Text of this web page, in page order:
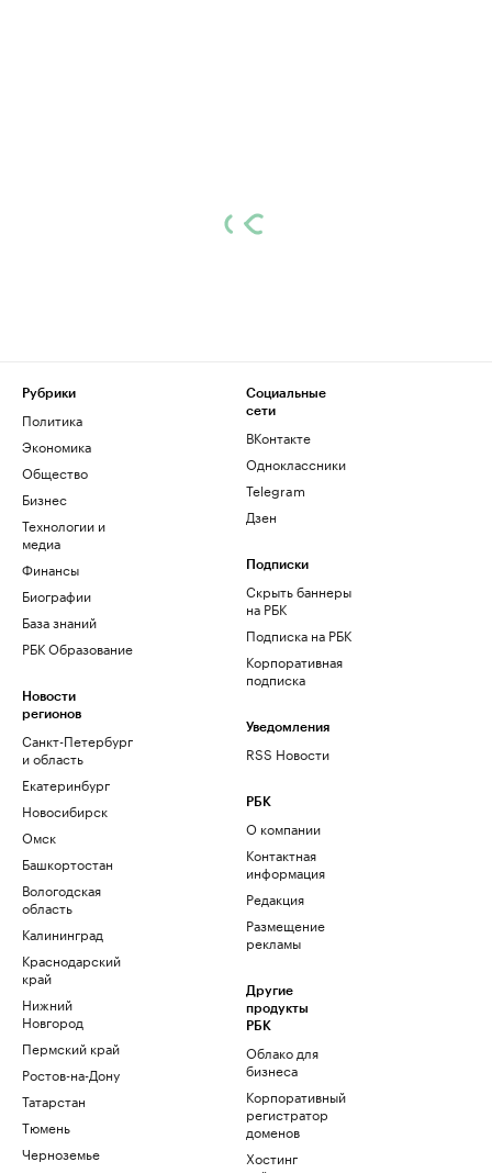
Рубрики
Политика
Экономика
Общество
Бизнес
Технологии и
медиа
Финансы
Биографии
База знаний
РБК Образование
Новости
регионов
Санкт-Петербург
и область
Екатеринбург
Новосибирск
Омск
Башкортостан
Вологодская
область
Калининград
Краснодарский
край
Нижний
Новгород
Пермский край
Ростов-на-Дону
Татарстан
Тюмень
Черноземье
Социальные
сети
ВКонтакте
Одноклассники
Telegram
Дзен
Подписки
Скрыть баннеры
на РБК
Подписка на РБК
Корпоративная
подписка
Уведомления
RSS Новости
РБК
О компании
Контактная
информация
Редакция
Размещение
рекламы
Другие
продукты
РБК
Облако для
бизнеса
Корпоративный
регистратор
доменов
Хостинг